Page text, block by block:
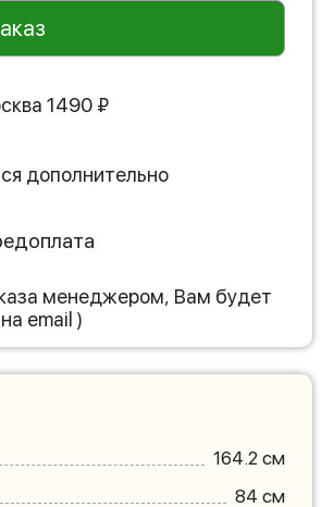
1490 ₽
дополнительно
менеджером, Вам будет
email )
164.2 см
84 см